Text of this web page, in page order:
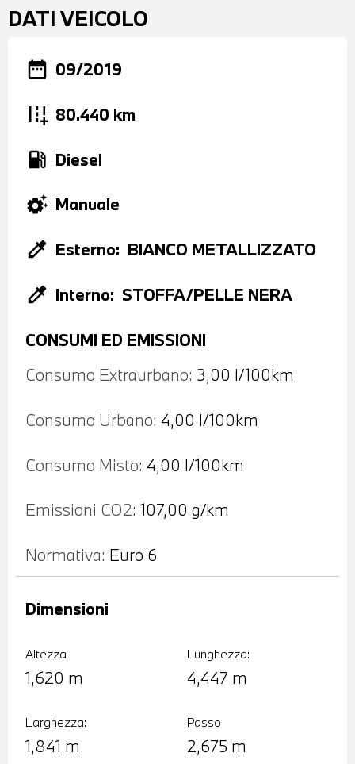
DATI VEICOLO
date_range 09/2019
add_road 80.440 km
local_gas_station Diesel
settings_suggest Manuale
colorize Esterno: BIANCO METALLIZZATO
colorize Interno: STOFFA/PELLE NERA
CONSUMI ED EMISSIONI
Consumo Extraurbano: 3,00 l/100km
Consumo Urbano: 4,00 l/100km
Consumo Misto: 4,00 l/100km
Emissioni CO2: 107,00 g/km
Normativa: Euro 6
Altezza
1,620 m
Lunghezza:
4,447 m
Dimensioni
Larghezza:
1,841 m
Passo
2,675 m